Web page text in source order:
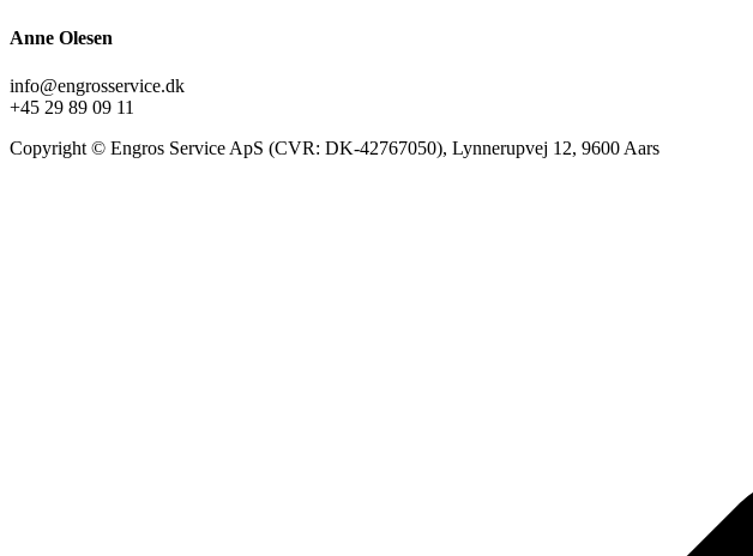
Anne Olesen
info@engrosservice.dk
+45 29 89 09 11
Copyright © Engros Service ApS (CVR: DK-42767050), Lynnerupvej 12, 9600 Aars